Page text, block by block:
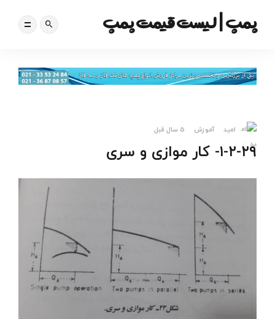
پمپ | لیست قیمت پمپ
امید آموزش 5 سال قبل
۱-۲-۲۹- کار موازی و سری